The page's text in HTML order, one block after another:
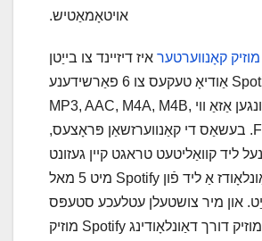
אויטאָמאַטיש.
איז דיזיינד צו בייַטן
Spotify אַודיאָ טעקעס צו 6 פאַרשידענע
פֿאָרמאַטירונגען אַזאַ ווי MP3, AAC, M4A, M4B,
WAV און FLAC. בעשאַס די קאַנווערזשאַן פּראָצעס,
ליד קוואַליטעט טראגט קיין געזונט
אָנווער און דאַונלאָודז אַ ליד פֿון Spotify מיט 5 מאל
און מיר צושטעלן עטלעכע סטעפּס
צו בייַטן מוזיק דורך דאַונלאָודינג Spotify מוזיק